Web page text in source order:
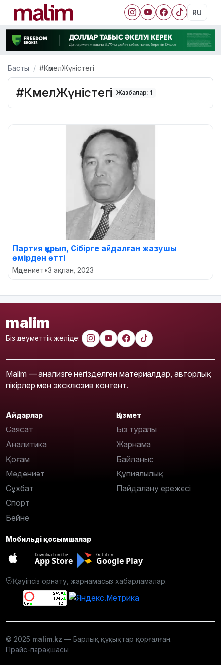
RU
Басты #КәмелЖүністегі
#КәмелЖүністегі Жазбалар: 1
Партия құрып, Сібірге айдалған жазушы
өмірден өтті
Мәдениет•3 ақпан, 2023
malim
Біз әлеуметтік желіде:
Malim — анализге негізделген материалдар, авторлық
пікірлер мен эксклюзив контент.
Айдарлар
Саясат
Аналитика
Қоғам
Мәдениет
Сұхбат
Спорт
Бейне
Қызмет
Біз туралы
Жарнама
Байланыс
Құпиялылық
Пайдалану ережесі
Мобильді қосымшалар
Download on the
App Store
Get it on
Google Play
Қауіпсіз орнату, жарнамасыз хабарламалар.
© 2025 malim.kz — Барлық құқықтар қорғалған.
Прайс-парақшасы